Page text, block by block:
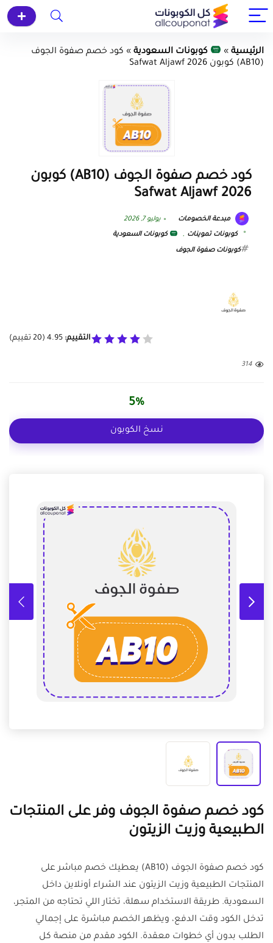
الرئيسية » كوبونات السعودية » كود خصم صفوة الجوف
(AB10) كوبون Safwat Aljawf 2026
كود خصم صفوة الجوف (AB10) كوبون
Safwat Aljawf 2026
مبدعة الخصومات يوليو 7, 2026
كوبونات تموينات , كوبونات السعودية
كوبونات صفوة الجوف
التقييم: 4.95
(
20 تقييم)
314
5%
نسخ الكوبون
كود خصم صفوة الجوف وفر على المنتجات
الطبيعية وزيت الزيتون
كود خصم صفوة الجوف (AB10) يعطيك خصم مباشر على
المنتجات الطبيعية وزيت الزيتون عند الشراء أونلاين داخل
السعودية. طريقة الاستخدام سهلة، تختار اللي تحتاجه من المتجر،
تدخل الكود وقت الدفع، ويظهر الخصم مباشرة على إجمالي
الطلب بدون أي خطوات معقدة. الكود مقدم من منصة كل